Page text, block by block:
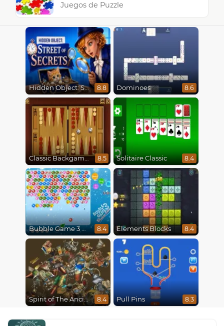
Juegos de Puzzle
Hidden Object: Street Of Secrets 8.8 Dominoes 8.6
Classic Backgammon 8.5 Solitaire Classic 8.4
Bubble Game 3 Christmas 8.4 Elements Blocks 8.4
Spirit of The Ancient Forest 8.4 Pull Pins 8.3